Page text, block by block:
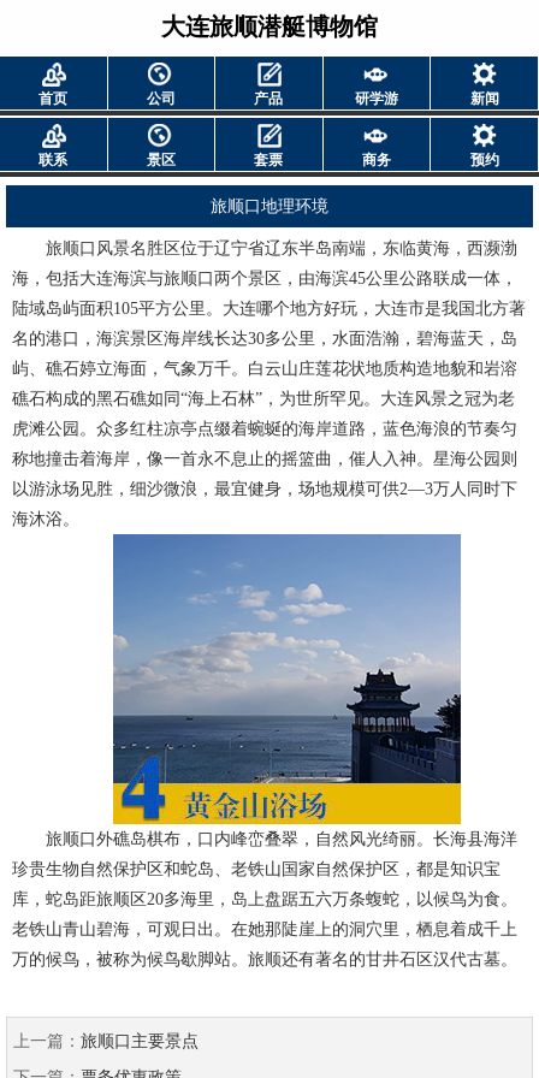
大连旅顺潜艇博物馆
首页 公司 产品 研学游 新闻
联系 景区 套票 商务 预约
旅顺口地理环境
旅顺口风景名胜区位于辽宁省辽东半岛南端，东临黄海，西濒渤
海，包括大连海滨与旅顺口两个景区，由海滨45公里公路联成一体，
陆域岛屿面积105平方公里。大连哪个地方好玩，大连市是我国北方著
名的港口，海滨景区海岸线长达30多公里，水面浩瀚，碧海蓝天，岛
屿、礁石婷立海面，气象万千。白云山庄莲花状地质构造地貌和岩溶
礁石构成的黑石礁如同“海上石林”，为世所罕见。大连风景之冠为老
虎滩公园。众多红柱凉亭点缀着蜿蜒的海岸道路，蓝色海浪的节奏匀
称地撞击着海岸，像一首永不息止的摇篮曲，催人入神。星海公园则
以游泳场见胜，细沙微浪，最宜健身，场地规模可供2—3万人同时下
海沐浴。
旅顺口外礁岛棋布，口内峰峦叠翠，自然风光绮丽。长海县海洋
珍贵生物自然保护区和蛇岛、老铁山国家自然保护区，都是知识宝
库，蛇岛距旅顺区20多海里，岛上盘踞五六万条蝮蛇，以候鸟为食。
老铁山青山碧海，可观日出。在她那陡崖上的洞穴里，栖息着成千上
万的候鸟，被称为候鸟歇脚站。旅顺还有著名的甘井石区汉代古墓。
上一篇： 旅顺口主要景点